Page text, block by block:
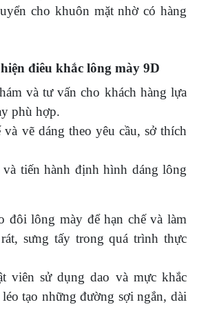
cho khuôn mặt nhờ có hàng
điêu khắc lông mày 9D
và tư vấn cho khách hàng lựa
phù hợp.
vẽ dáng theo yêu cầu, sở thích
tiến hành định hình dáng lông
đôi lông mày để hạn chế và làm
sưng tấy trong quá trình thực
viên sử dụng dao và mực khắc
tạo những đường sợi ngắn, dài